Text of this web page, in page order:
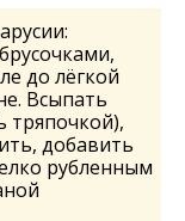
до лёгкой
Всыпать
тряпочкой),
добавить
рубленным